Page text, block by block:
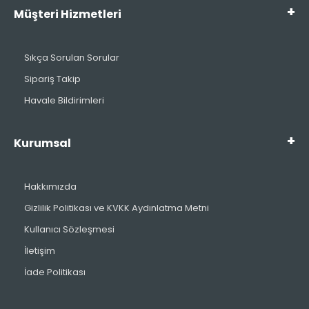
Müşteri Hizmetleri
Sıkça Sorulan Sorular
Sipariş Takip
Havale Bildirimleri
Kurumsal
Hakkımızda
Gizlilik Politikası ve KVKK Aydınlatma Metni
Kullanıcı Sözleşmesi
İletişim
İade Politikası